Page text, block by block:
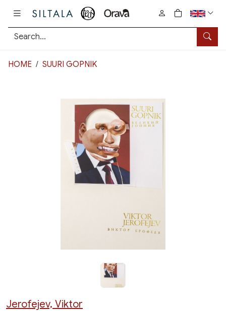
0
tuotetta
HOME SUURI GOPNIK
Jerofejev, Viktor